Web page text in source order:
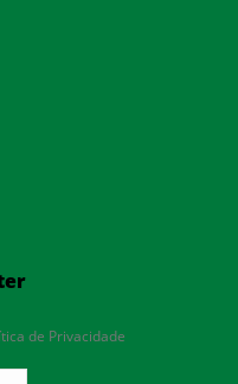
de Privacidade